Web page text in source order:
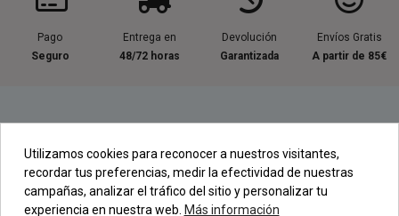
Pago
Seguro
Entrega en
48/72 horas
Devolución
Garantizada
Envíos Gratis
A partir de 85€
Contacta con nosotros
Utilizamos cookies para reconocer a nuestros visitantes,
recordar tus preferencias, medir la efectividad de nuestras
campañas, analizar el tráfico del sitio y personalizar tu
experiencia en nuestra web. Más información